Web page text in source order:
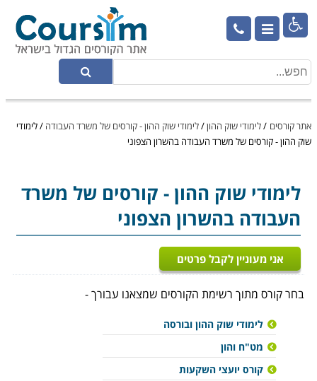

אתר קורסים /לימודי שוק ההון/לימודי שוק ההון - קורסים של משרד העבודה /לימודי
שוק ההון - קורסים של משרד העבודה בהשרון הצפוני
לימודי שוק ההון - קורסים של משרד
העבודה בהשרון הצפוני
אני מעוניין לקבל פרטים
בחר קורס מתוך רשימת הקורסים שמצאנו עבורך -
לימודי שוק ההון ובורסה
מט"ח והון
קורס יועצי השקעות